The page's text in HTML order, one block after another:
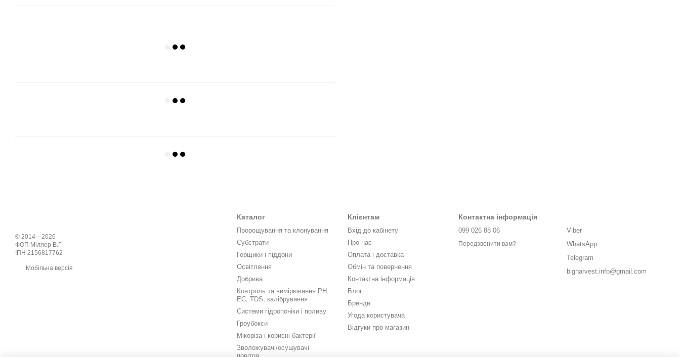
© 2014—2026
ФОП Міллер В.Г
ІПН 2156817762
Мобільна версія
Каталог
Пророщування та клонування
Субстрати
Горщики і піддони
Освітлення
Добрива
Контроль та вимірювання PH,
EC, TDS, калібрування
Системи гідропоніки і поливу
Гроубокси
Мікоріза і корисні бактерії
Зволожувачі/осушувачі
Клієнтам
Вхід до кабінету
Про нас
Оплата і доставка
Обмін та повернення
Контактна інформація
Блог
Бренди
Угода користувача
Відгуки про магазин
Контактна інформація
099 026 88 06
Передзвонити вам?
Viber
WhatsApp
Telegram
bigharvest.info@gmail.com